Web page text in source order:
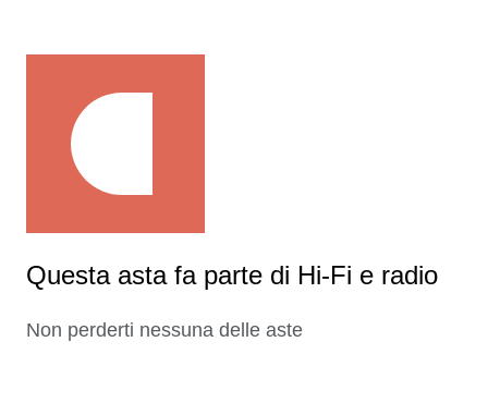
Questa asta fa parte di Hi-Fi e radio
Non perderti nessuna delle aste